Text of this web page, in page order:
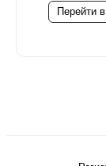
Перейти